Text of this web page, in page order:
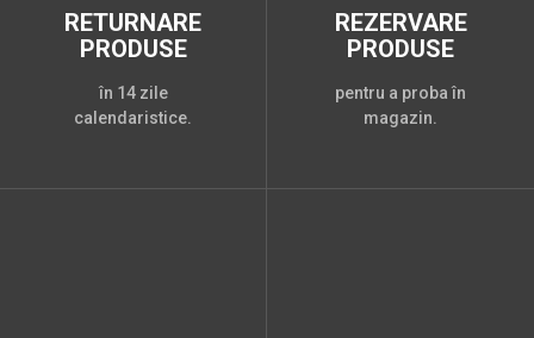
RETURNARE
PRODUSE
în 14 zile
calendaristice.
REZERVARE
PRODUSE
pentru a proba în
magazin.